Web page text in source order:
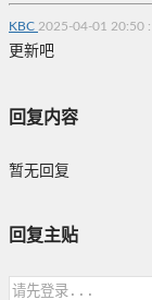
KBC 2025-04-01 20:50 :
更新吧
回复内容
暂无回复
回复主贴